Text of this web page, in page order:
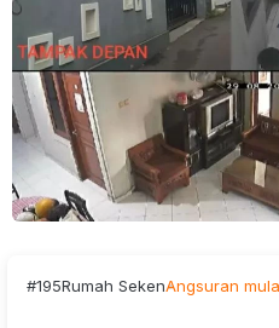
#195Rumah SekenAngsuran